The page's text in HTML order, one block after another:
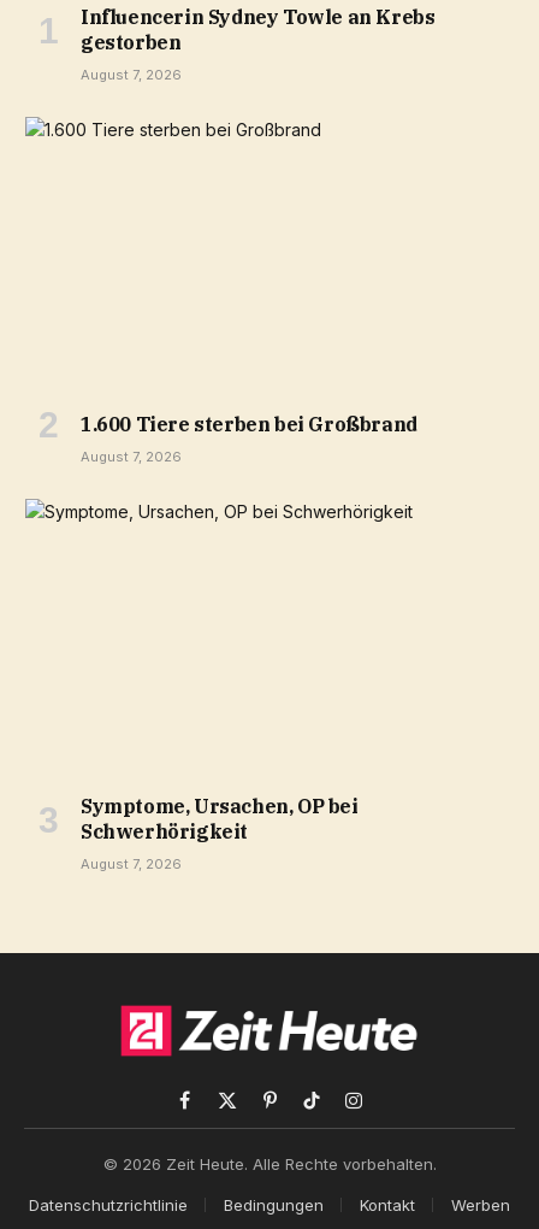
Influencerin Sydney Towle an Krebs
gestorben
August 7, 2026
1.600 Tiere sterben bei Großbrand
August 7, 2026
Symptome, Ursachen, OP bei
Schwerhörigkeit
August 7, 2026
Facebook
X
PinterestTikTokInstagram
© 2026 Zeit Heute. Alle Rechte vorbehalten.
Datenschutzrichtlinie Bedingungen Kontakt Werben